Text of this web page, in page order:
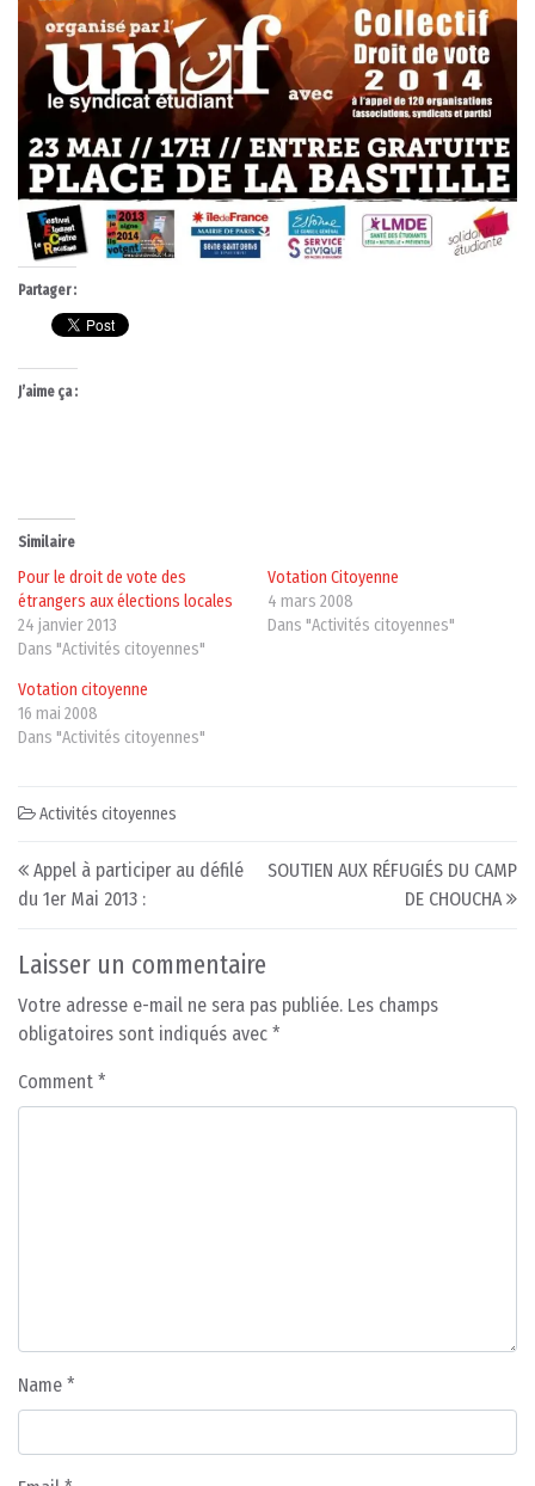
Partager :
J’aime ça :
Similaire
Pour le droit de vote des
étrangers aux élections locales
24 janvier 2013
Dans "Activités citoyennes"
Votation Citoyenne
4 mars 2008
Dans "Activités citoyennes"
Votation citoyenne
16 mai 2008
Dans "Activités citoyennes"
Activités citoyennes
Post navigation
Appel à participer au défilé
du 1er Mai 2013 :
SOUTIEN AUX RÉFUGIÉS DU CAMP
DE CHOUCHA
Laisser un commentaire
Votre adresse e-mail ne sera pas publiée. Les champs
obligatoires sont indiqués avec *
Comment *
Name *